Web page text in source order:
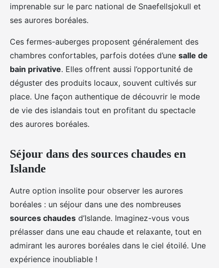
imprenable sur le parc national de Snaefellsjokull et
ses aurores boréales.
Ces fermes-auberges proposent généralement des
chambres confortables, parfois dotées d’une salle de
bain privative. Elles offrent aussi l’opportunité de
déguster des produits locaux, souvent cultivés sur
place. Une façon authentique de découvrir le mode
de vie des islandais tout en profitant du spectacle
des aurores boréales.
Séjour dans des sources chaudes en
Islande
Autre option insolite pour observer les aurores
boréales : un séjour dans une des nombreuses
sources chaudes d’Islande. Imaginez-vous vous
prélasser dans une eau chaude et relaxante, tout en
admirant les aurores boréales dans le ciel étoilé. Une
expérience inoubliable !